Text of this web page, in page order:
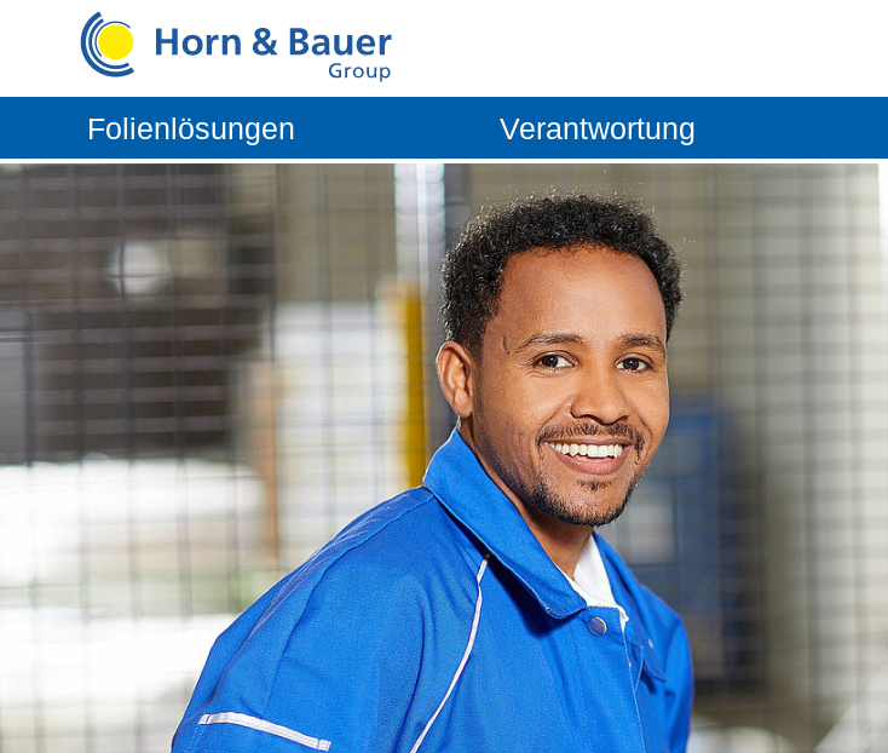
Folienlösungen
Aftermarket
OEM Automotive
Flexible Verpackungen
Technische Folien
Industriefolien
Verantwortung
Nachhaltigkeit
Qualitätsmanagement
Arbeitssicherheit
Miteinander
Zertifikate
Verpackungen
Lieferantenmanagement